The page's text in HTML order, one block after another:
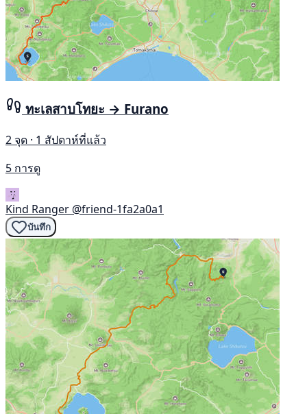
ทะเลสาบโทยะ → Furano
2 จุด · 1 สัปดาห์ที่แล้ว
5 การดู
Kind Ranger @friend-1fa2a0a1
บันทึก